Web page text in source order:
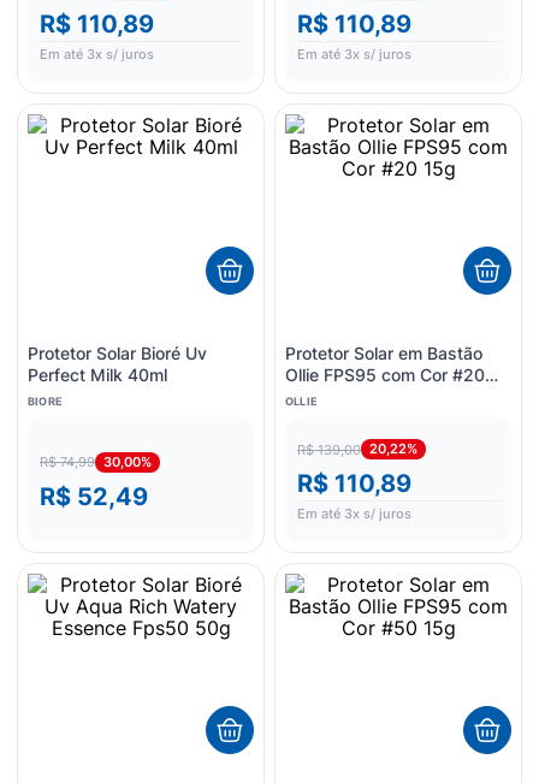
R$ 110,89
Em até 3x s/ juros
R$ 110,89
Em até 3x s/ juros
Protetor Solar Bioré Uv
Perfect Milk 40ml
BIORE
R$ 74,99 30,00%
R$ 52,49
Protetor Solar em Bastão
Ollie FPS95 com Cor #20
15g
OLLIE
R$ 139,00 20,22%
R$ 110,89
Em até 3x s/ juros